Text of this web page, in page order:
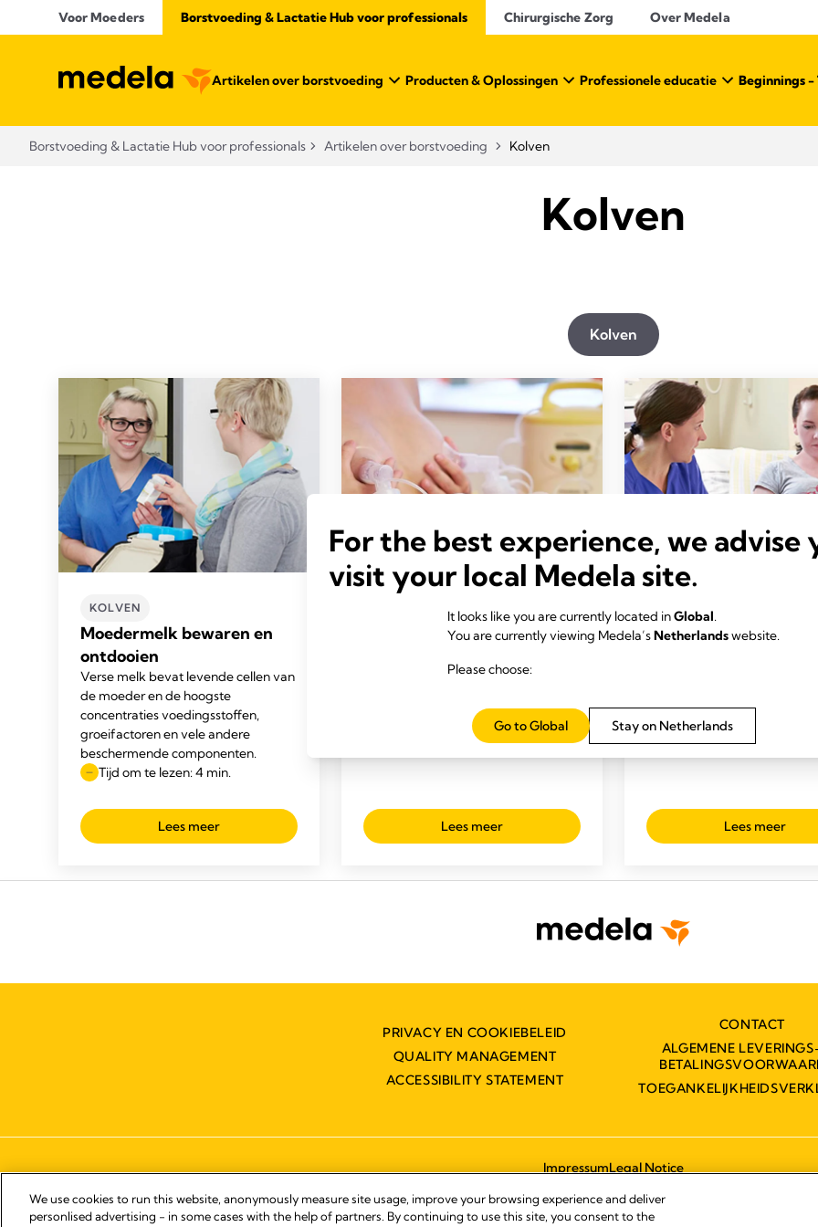
Voor Moeders Borstvoeding & Lactatie Hub voor professionals​ Chirurgische Zorg Over Medela
Artikelen over borstvoeding Producten & Oplossingen Professionele educatie Beginnings
Borstvoeding & Lactatie Hub voor professionals​ Artikelen over borstvoeding Kolven
Kolven
Kolven
KOLVEN
Moedermelk bewaren en
ontdooien
Verse melk bevat levende cellen van
de moeder en de hoogste
concentraties voedingsstoffen,
groeifactoren en vele andere
beschermende componenten.
Tijd om te lezen: 4 min.
Lees meer
Moedermelk afkolven
Lees meer
Op gang brengen van
Lees meer
PRIVACY EN COOKIEBELEID
QUALITY MANAGEMENT
ACCESSIBILITY STATEMENT
CONTACT
ALGEMENE
ImpressumLegal Notice
For the best experience, we advise
visit your local Medela site.
It looks like you are currently located inGlobal.
You are currently viewing Medela’sNetherlandswebsite.
Please choose:
Stay on Netherlands
Go to Global
We use cookies to run this website, anonymously measure site usage, improve your browsing experience and deliver
personlised advertising - in some cases with the help of partners. By continuing to use this site, you consent to the